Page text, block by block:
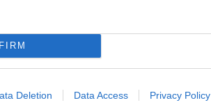
Deletion Data Access Privacy Policy
και ότι σου κάνει κλικ!